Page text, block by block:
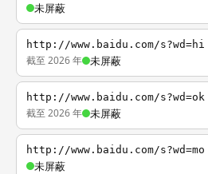
未屏蔽
http://www.baidu.com/s?wd=hi
截至 2026 年 未屏蔽
http://www.baidu.com/s?wd=ok
截至 2026 年 未屏蔽
http://www.baidu.com/s?wd=mo
未屏蔽